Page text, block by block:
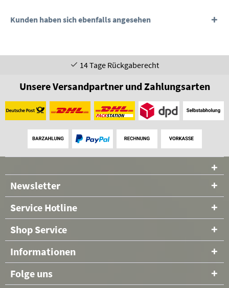
Kunden haben sich ebenfalls angesehen
14 Tage Rückgaberecht
Unsere Versandpartner und Zahlungsarten
Newsletter
Service Hotline
Shop Service
Informationen
Folge uns